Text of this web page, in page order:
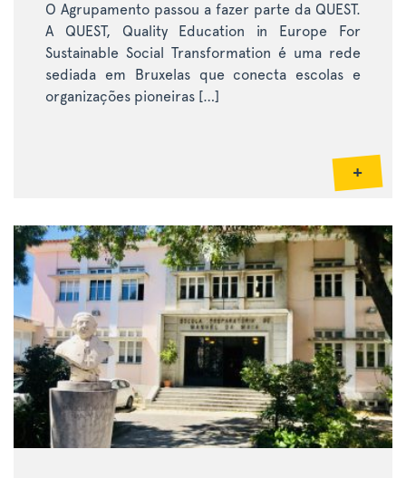
O Agrupamento passou a fazer parte da QUEST.
A QUEST, Quality Education in Europe For
Sustainable Social Transformation é uma rede
sediada em Bruxelas que conecta escolas e
organizações pioneiras […]
+